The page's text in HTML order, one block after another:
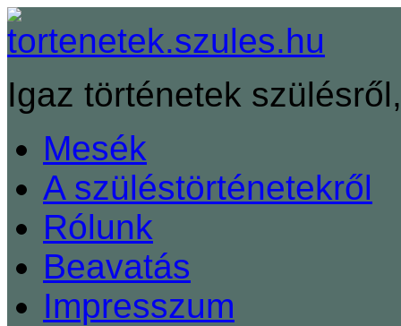
Igaz történetek
Mesék
A szüléstörténetekről
Rólunk
Beavatás
Impresszum